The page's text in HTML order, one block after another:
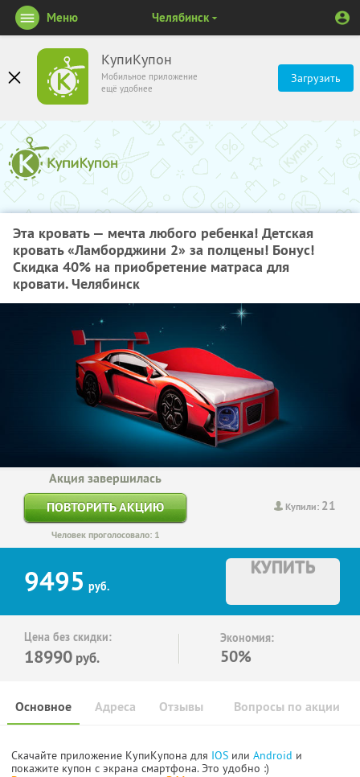
КупиКупон
Мобильное приложение
ещё удобнее
Загрузить
Меню Челябинск
Эта кровать — мечта любого ребенка! Детская
кровать «Ламборджини 2» за полцены! Бонус!
Скидка 40% на приобретение матраса для
кровати. Челябинск
Купили: 21
Акция завершилась
ПОВТОРИТЬ АКЦИЮ
Человек проголосовало: 1
9495 руб.
КУПИТЬ
Цена без скидки:
18990 руб.
Экономия:
50%
Основное Отзывы Вопросы по акции
Адреса
Скачайте приложение КупиКупона для IOS или Android и
покажите купон с экрана смартфона. Это удобно :)